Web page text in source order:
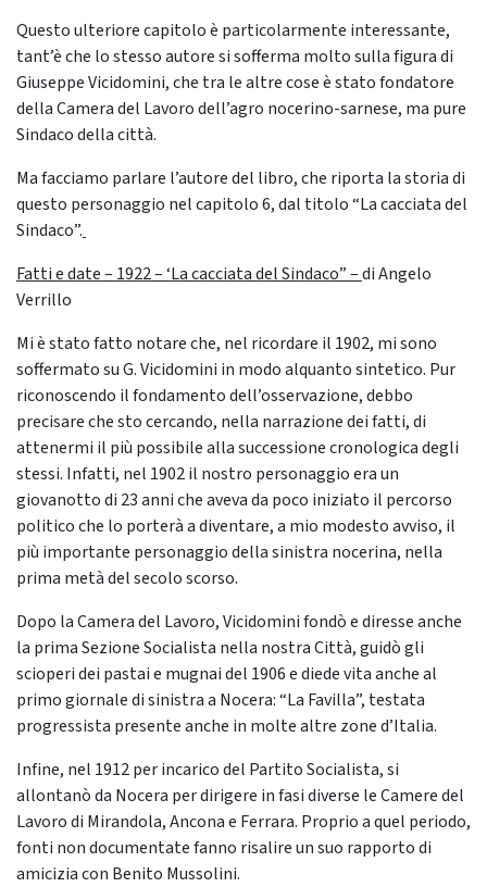
Questo ulteriore capitolo è particolarmente interessante,
tant’è che lo stesso autore si sofferma molto sulla figura di
Giuseppe Vicidomini, che tra le altre cose è stato fondatore
della Camera del Lavoro dell’agro nocerino-sarnese, ma pure
Sindaco della città.
Ma facciamo parlare l’autore del libro, che riporta la storia di
questo personaggio nel capitolo 6, dal titolo “La cacciata del
Sindaco”.
Fatti e date – 1922 – ‘La cacciata del Sindaco” –di Angelo
Verrillo
Mi è stato fatto notare che, nel ricordare il 1902, mi sono
soffermato su G. Vicidomini in modo alquanto sintetico. Pur
riconoscendo il fondamento dell’osservazione, debbo
precisare che sto cercando, nella narrazione dei fatti, di
attenermi il più possibile alla successione cronologica degli
stessi. Infatti, nel 1902 il nostro personaggio era un
giovanotto di 23 anni che aveva da poco iniziato il percorso
politico che lo porterà a diventare, a mio modesto avviso, il
più importante personaggio della sinistra nocerina, nella
prima metà del secolo scorso.
Dopo la Camera del Lavoro, Vicidomini fondò e diresse anche
la prima Sezione Socialista nella nostra Città, guidò gli
scioperi dei pastai e mugnai del 1906 e diede vita anche al
primo giornale di sinistra a Nocera: “La Favilla”, testata
progressista presente anche in molte altre zone d’Italia.
Infine, nel 1912 per incarico del Partito Socialista, si
allontanò da Nocera per dirigere in fasi diverse le Camere del
Lavoro di Mirandola, Ancona e Ferrara. Proprio a quel periodo,
fonti non documentate fanno risalire un suo rapporto di
amicizia con Benito Mussolini.